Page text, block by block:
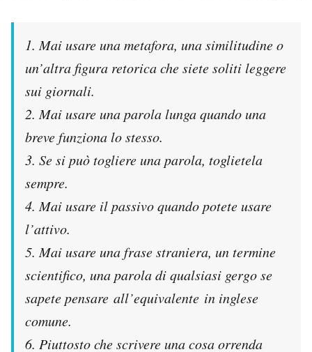
I MIEI PREFERITI
SHOP
CALENDARIO
AREA PERSONALE
Newsletter
Notifiche mobile
Regala il Post
1. Mai usare una metafora, una similitudine o
un’altra figura retorica che siete soliti leggere
sui giornali.
2. Mai usare una parola lunga quando una
breve funziona lo stesso.
3. Se si può togliere una parola, toglietela
sempre.
4. Mai usare il passivo quando potete usare
l’attivo.
5. Mai usare una frase straniera, un termine
scientifico, una parola di qualsiasi gergo se
sapete pensare all’equivalente in inglese
comune.
6. Piuttosto che scrivere una cosa orrenda